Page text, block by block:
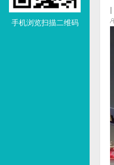
手机浏览扫描二维码
|